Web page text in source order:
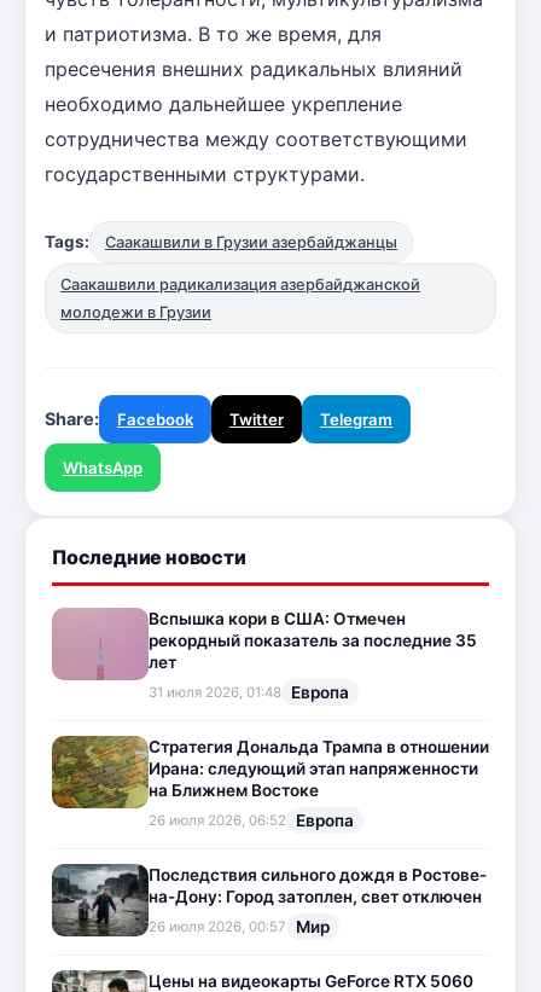
и патриотизма. В то же время, для
пресечения внешних радикальных влияний
необходимо дальнейшее укрепление
сотрудничества между соответствующими
государственными структурами.
Tags: Саакашвили в Грузии азербайджанцы
Саакашвили радикализация азербайджанской
молодежи в Грузии
Share: Facebook Twitter Telegram
WhatsApp
Последние новости
Вспышка кори в США: Отмечен
рекордный показатель за последние 35
лет
31 июля 2026, 01:48 Европа
Стратегия Дональда Трампа в отношении
Ирана: следующий этап напряженности
на Ближнем Востоке
26 июля 2026, 06:52 Европа
Последствия сильного дождя в Ростове-
на-Дону: Город затоплен, свет отключен
26 июля 2026, 00:57 Мир
Цены на видеокарты GeForce RTX 5060